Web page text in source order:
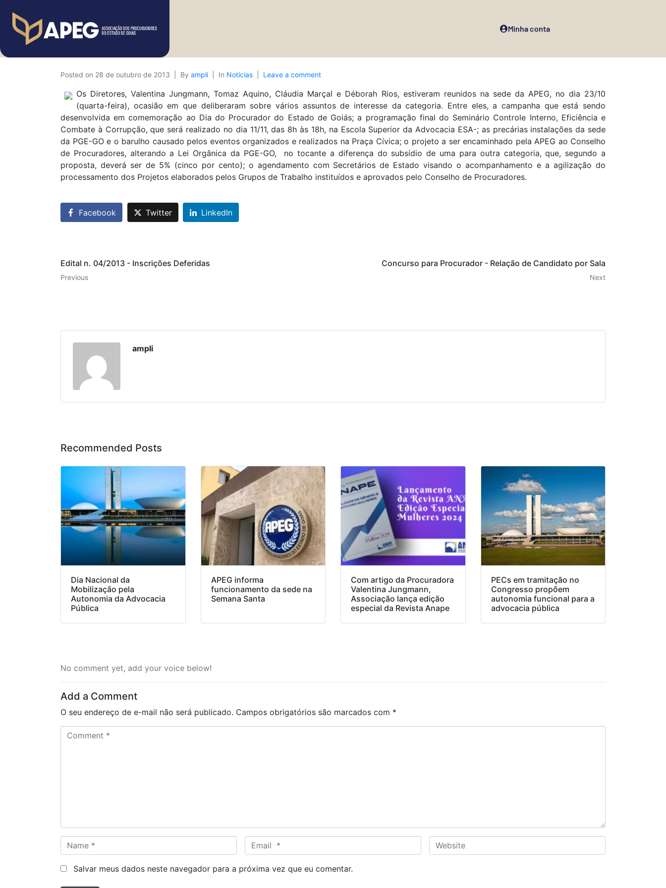
Minha conta
Posted on 28 de outubro de 2013 By ampli In Notícias Leave a comment
Os Diretores, Valentina Jungmann, Tomaz Aquino, Cláudia Marçal e Déborah Rios, estiveram reunidos na sede da APEG, no dia 23/10
(quarta-feira), ocasião em que deliberaram sobre vários assuntos de interesse da categoria. Entre eles, a campanha que está sendo
desenvolvida em comemoração ao Dia do Procurador do Estado de Goiás; a programação final do Seminário Controle Interno, Eficiência e
Combate à Corrupção, que será realizado no dia 11/11, das 8h às 18h, na Escola Superior da Advocacia ESA-; as precárias instalações da sede
da PGE-GO e o barulho causado pelos eventos organizados e realizados na Praça Cívica; o projeto a ser encaminhado pela APEG ao Conselho
de Procuradores, alterando a Lei Orgânica da PGE-GO, no tocante a diferença do subsídio de uma para outra categoria, que, segundo a
proposta, deverá ser de 5% (cinco por cento); o agendamento com Secretários de Estado visando o acompanhamento e a agilização do
processamento dos Projetos elaborados pelos Grupos de Trabalho instituídos e aprovados pelo Conselho de Procuradores.
Facebook Twitter LinkedIn
Edital n. 04/2013 - Inscrições Deferidas
Previous
Concurso para Procurador - Relação de Candidato por Sala
Next
ampli
Recommended Posts
Dia Nacional da
Mobilização pela
Autonomia da Advocacia
Pública
APEG informa
funcionamento da sede na
Semana Santa
Com artigo da Procuradora
Valentina Jungmann,
Associação lança edição
especial da Revista Anape
PECs em tramitação no
Congresso propõem
autonomia funcional para a
advocacia pública
No comment yet, add your voice below!
Add a Comment
O seu endereço de e-mail não será publicado. Campos obrigatórios são marcados com *
a
m
m
a
W
e
Salvar meus dados neste navegador para a próxima vez que eu comentar.